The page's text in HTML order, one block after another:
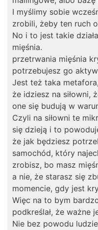
I myślimy sobie
zrobili, żeby ten ruch
No i to jest takie
mięśnia.
przetrwania mięśnia
potrzebujesz go
Jest też taka
że idziesz na siłowni,
one się budują w
Czyli na siłowni te
się dzieją i to
że jak będziesz
samochód, który
zrobisz, bo masz
a nie, że starasz się
momencie, gdy jest
Więc na to bym
podkreślał, że ważne
Nie bez powodu